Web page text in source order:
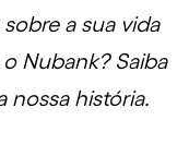
a sua vida
Nubank? Saiba
nossa história.